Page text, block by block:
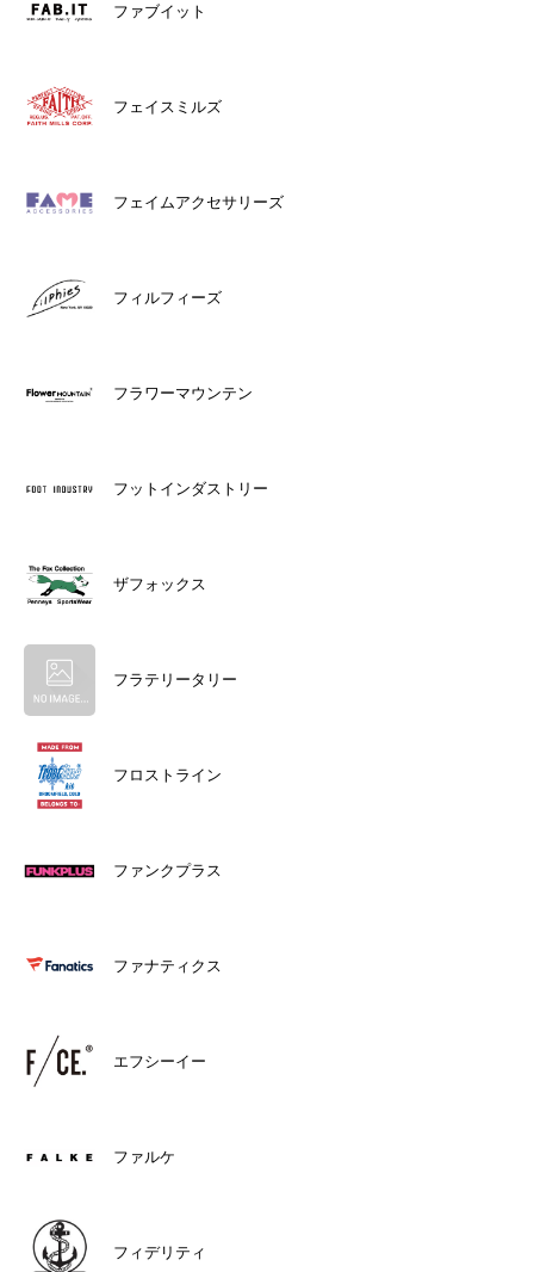
ファブイット
フェイスミルズ
フェイムアクセサリーズ
フィルフィーズ
フラワーマウンテン
フットインダストリー
ザフォックス
フラテリータリー
フロストライン
ファンクプラス
ファナティクス
エフシーイー
ファルケ
フィデリティ